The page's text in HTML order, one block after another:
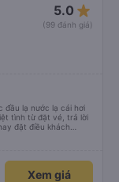
5.0 star_rate
(99 đánh giá)
đầu lạ nước lạ cái hơi
tình từ đặt vé, trả lời
đặt điều khách
nhà này!
Xem giá